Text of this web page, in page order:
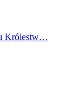
Królestw…